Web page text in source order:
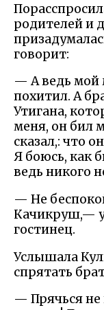
родителей и
говорит:
— А ведь мой
похитил. А
Утигана,
меня, он бил
сказал,: что
Я боюсь, как
ведь никого
— Не
Качикруш,—
гостинец.
Услышала
спрятать
— Прячься не